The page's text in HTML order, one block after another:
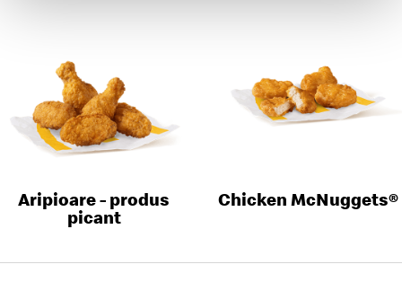
Aripioare - produs
picant
Chicken McNuggets®